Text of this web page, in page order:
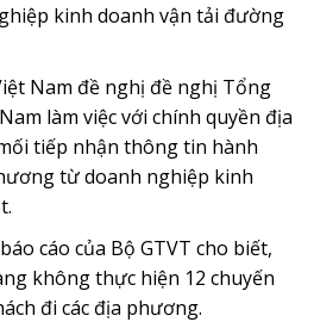
kinh doanh vận tải đường
Nam đề nghị đề nghị Tổng
làm việc với chính quyền địa
tiếp nhận thông tin hành
từ doanh nghiệp kinh
cáo của Bộ GTVT cho biết,
không thực hiện 12 chuyến
đi các địa phương.